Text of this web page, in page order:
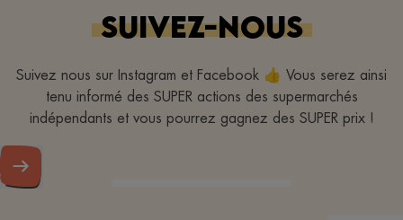
dans votre magasin
avec un large sourire !
Merci!
SUIVEZ-NOUS
Suivez nous sur Instagram et Facebook 👍 Vous serez ainsi
tenu informé des SUPER actions des supermarchés
indépendants et vous pourrez gagnez des SUPER prix !